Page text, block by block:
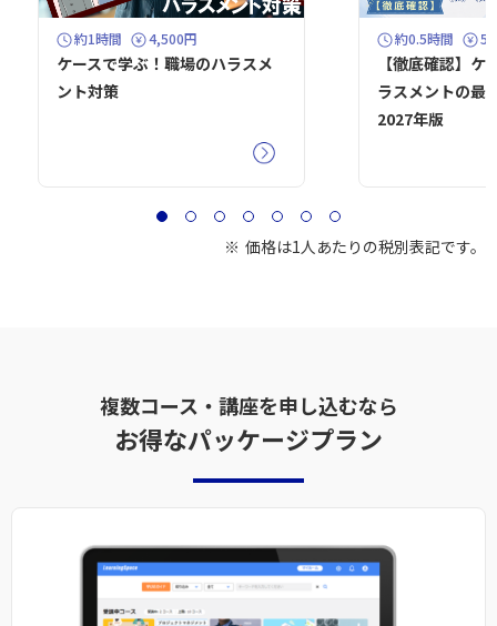
約1時間 4,500円
ケースで学ぶ！職場のハラスメ
ント対策
約0.5時間
【徹底確認】ケ
ラスメントの最
2027年版
価格は1人あたりの税別表記です。
複数コース・講座を申し込むなら
お得なパッケージプラン